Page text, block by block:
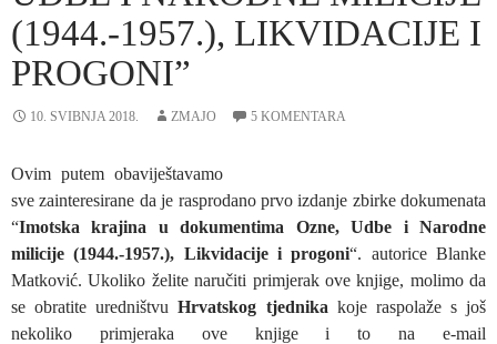
(1944.-1957.), LIKVIDACIJE I
PROGONI”
10. SVIBNJA 2018. ZMAJO 5 KOMENTARA
Ovim putem obaviještavamo
sve zainteresirane da je rasprodano prvo izdanje zbirke dokumenata
“Imotska krajina u dokumentima Ozne, Udbe i Narodne
milicije (1944.-1957.), Likvidacije i progoni“. autorice Blanke
Matković. Ukoliko želite naručiti primjerak ove knjige, molimo da
se obratite uredništvuHrvatskog tjednika koje raspolaže s još
nekoliko primjeraka ove knjige i to na e-mail